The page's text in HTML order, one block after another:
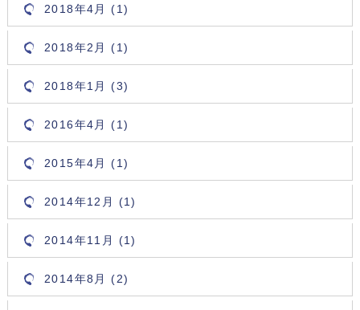
2018年4月 (1)
2018年2月 (1)
2018年1月 (3)
2016年4月 (1)
2015年4月 (1)
2014年12月 (1)
2014年11月 (1)
2014年8月 (2)